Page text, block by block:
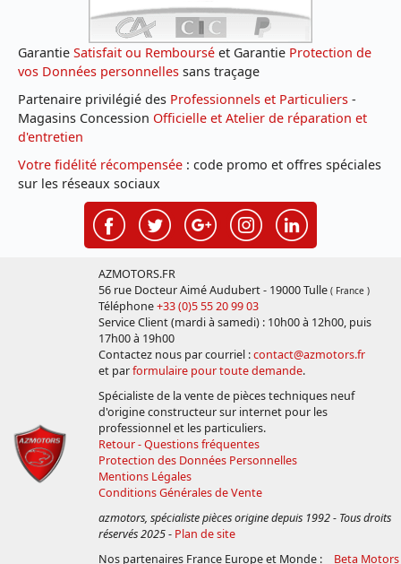
Garantie Satisfait ou Remboursé et Garantie Protection de
vos Données personnelles sans traçage
Partenaire privilégié des Professionnels et Particuliers -
Magasins Concession Officielle et Atelier de réparation et
d'entretien
Votre fidélité récompensée : code promo et offres spéciales
sur les réseaux sociaux
AZMOTORS.FR
56 rue Docteur Aimé Audubert - 19000 Tulle ( France )
Téléphone+33 (0)5 55 20 99 03
Service Client (mardi à samedi) : 10h00 à 12h00, puis
17h00 à 19h00
Contactez nous par courriel :contact@azmotors.fr
et parformulaire pour toute demande.
Spécialiste de la vente de pièces techniques neuf
d'origine constructeur sur internet pour les
professionnel et les particuliers.
Retour - Questions fréquentes
Protection des Données Personnelles
Mentions Légales
Conditions Générales de Vente
azmotors, spécialiste pièces origine depuis 1992 - Tous droits
réservés 2025- Plan de site
Nos partenaires France Europe et Monde :
Beta Motors